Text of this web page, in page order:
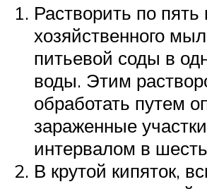
Растворить по
хозяйственного
питьевой соды в
воды. Этим
обработать путем
зараженные
интервалом в
В крутой кипяток,